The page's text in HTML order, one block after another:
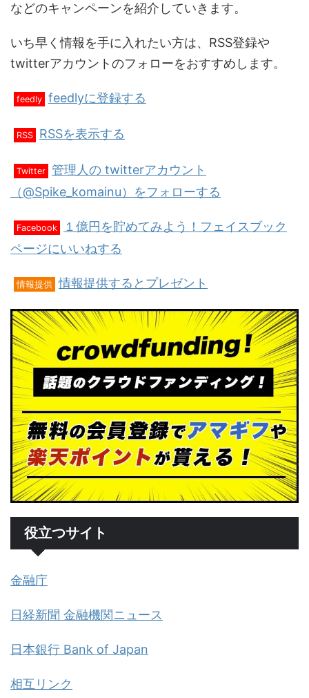
などのキャンペーンを紹介していきます。
いち早く情報を手に入れたい方は、RSS登録や
twitterアカウントのフォローをおすすめします。
feedly feedlyに登録する
RSS RSSを表示する
Twitter 管理人の twitterアカウント
（@Spike_komainu）をフォローする
Facebook
１億円を貯めてみよう！フェイスブック
ページにいいねする
情報提供 情報提供するとプレゼント
役立つサイト
金融庁
日経新聞 金融機関ニュース
日本銀行 Bank of Japan
相互リンク